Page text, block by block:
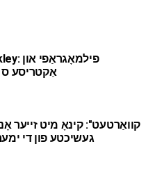
אַקטריסע ס
געשיכטע פון די